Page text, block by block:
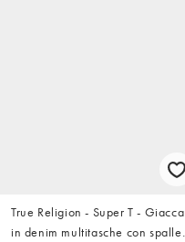
True Religion - Super T - Giacca
in denim multitasche con spalle